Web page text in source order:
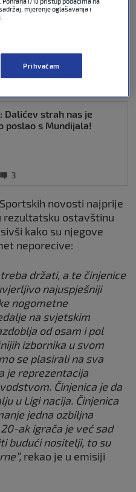
na klupi
‘Moj ugovor je završio,
dogovoriti s
1
Dalićev strah nas je
poslao s Mundijala!
3
novosti najprije
rezultatsku ostavštinu
kako su njegove
neporecive:
držati, a te činjenice
najuspješniji
nogometne
na svjetskim
od osam i pol
izbornika u svom
se plasirali na sva
je reprezentacija
Činjenica je da
u Ligi nacija. Činjenica
jedna ozbiljna
ak igrača je već sad
budući nositelji, to su
rekao je u emisiji
mjerenje oglašavanja i
Prihvaćam